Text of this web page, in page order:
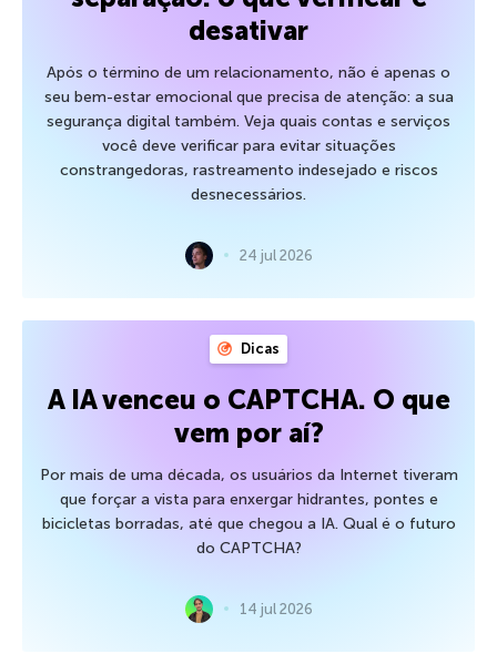
desativar
Após o término de um relacionamento, não é apenas o
seu bem-estar emocional que precisa de atenção: a sua
segurança digital também. Veja quais contas e serviços
você deve verificar para evitar situações
constrangedoras, rastreamento indesejado e riscos
desnecessários.
24 jul 2026
Dicas
A IA venceu o CAPTCHA. O que
vem por aí?
Por mais de uma década, os usuários da Internet tiveram
que forçar a vista para enxergar hidrantes, pontes e
bicicletas borradas, até que chegou a IA. Qual é o futuro
do CAPTCHA?
14 jul 2026